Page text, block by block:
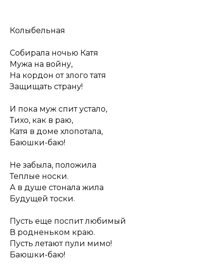
Колыбельная
Собирала ночью Катя
Мужа на войну,
На кордон от злого татя
Защищать страну!
И пока муж спит устало,
Тихо, как в раю,
Катя в доме хлопотала,
Баюшки-баю!
Не забыла, положила
Теплые носки.
А в душе стонала жила
Будущей тоски.
Пусть еще поспит любимый
В родненьком краю.
Пусть летают пули мимо!
Баюшки-баю!